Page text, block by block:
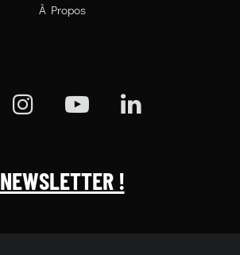
À Propos
NEWSLETTER !